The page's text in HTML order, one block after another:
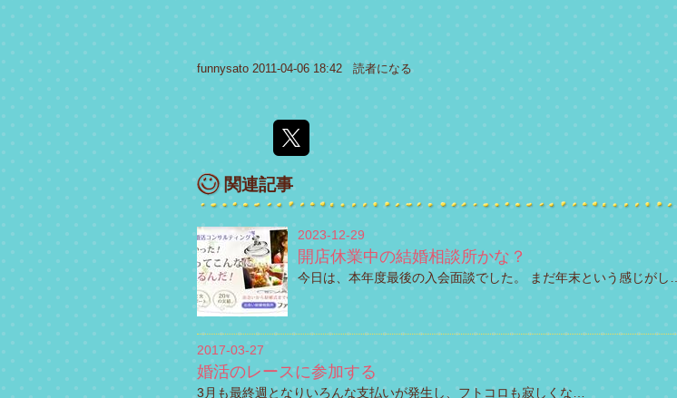
funnysato 2011-04-06 18:42 読者になる
関連記事
2023-12-29
開店休業中の結婚相談所かな？
今日は、本年度最後の入会面談でした。 まだ年末という感じがし…
2017-03-27
婚活のレースに参加する
3月も最終週となりいろんな支払いが発生し、フトコロも寂しくな…